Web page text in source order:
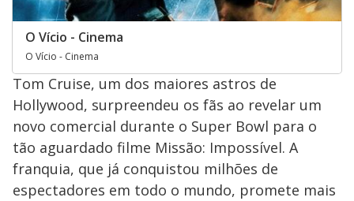
O Vício - Cinema
O Vício - Cinema
Tom Cruise, um dos maiores astros de
Hollywood, surpreendeu os fãs ao revelar um
novo comercial durante o Super Bowl para o
tão aguardado filme Missão: Impossível. A
franquia, que já conquistou milhões de
espectadores em todo o mundo, promete mais